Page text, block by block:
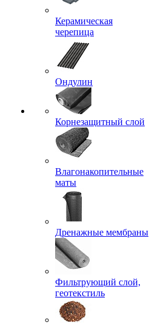
Керамическая
черепица
Ондулин
Корнезащитный слой
Влагонакопительные
маты
Дренажные мембраны
Фильтрующий слой,
геотекстиль